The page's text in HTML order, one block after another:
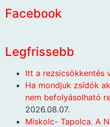
Facebook
Legfrissebb
Itt a rezsicsökkentés
Ha mondjuk zsídók
nem befolyásolható
2026.08.07.
Miskolc- Tapolca. A